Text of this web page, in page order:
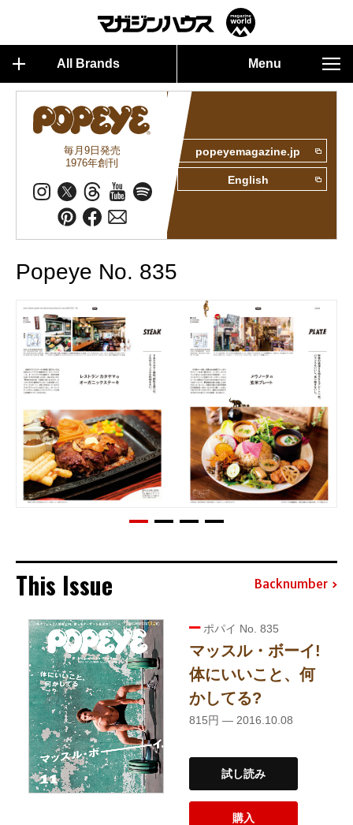
All Brands Menu
毎月9日発売
1976年創刊
popeyemagazine.jp
English
Popeye No. 835
This Issue Backnumber
ポパイ No. 835
マッスル・ボーイ!
体にいいこと、何
かしてる?
815円 — 2016.10.08
試し読み
購入